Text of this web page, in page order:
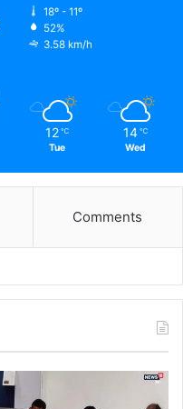
18º - 11º
52%
3.58 km/h
12 ℃
Tue
14 ℃
Wed
Comments